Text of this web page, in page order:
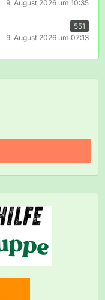
9. August 2026 um 10:35
551
9. August 2026 um 07:13